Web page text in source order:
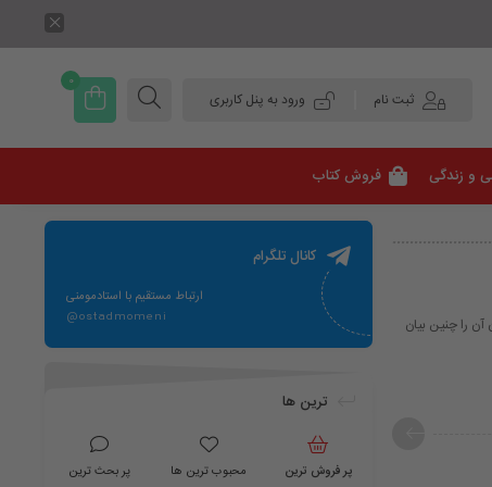
ثبت نام ورود به پنل کاربری
0
و زندگی فروش کتاب
در سال 1986 کشف شد و می توان آن را چنین بیان
کانال تلگرام
ارتباط مستقیم با استادمومنی
@ostadmomeni
ترین ها
پر فروش ترین محبوب ترین ها پر بحث ترین